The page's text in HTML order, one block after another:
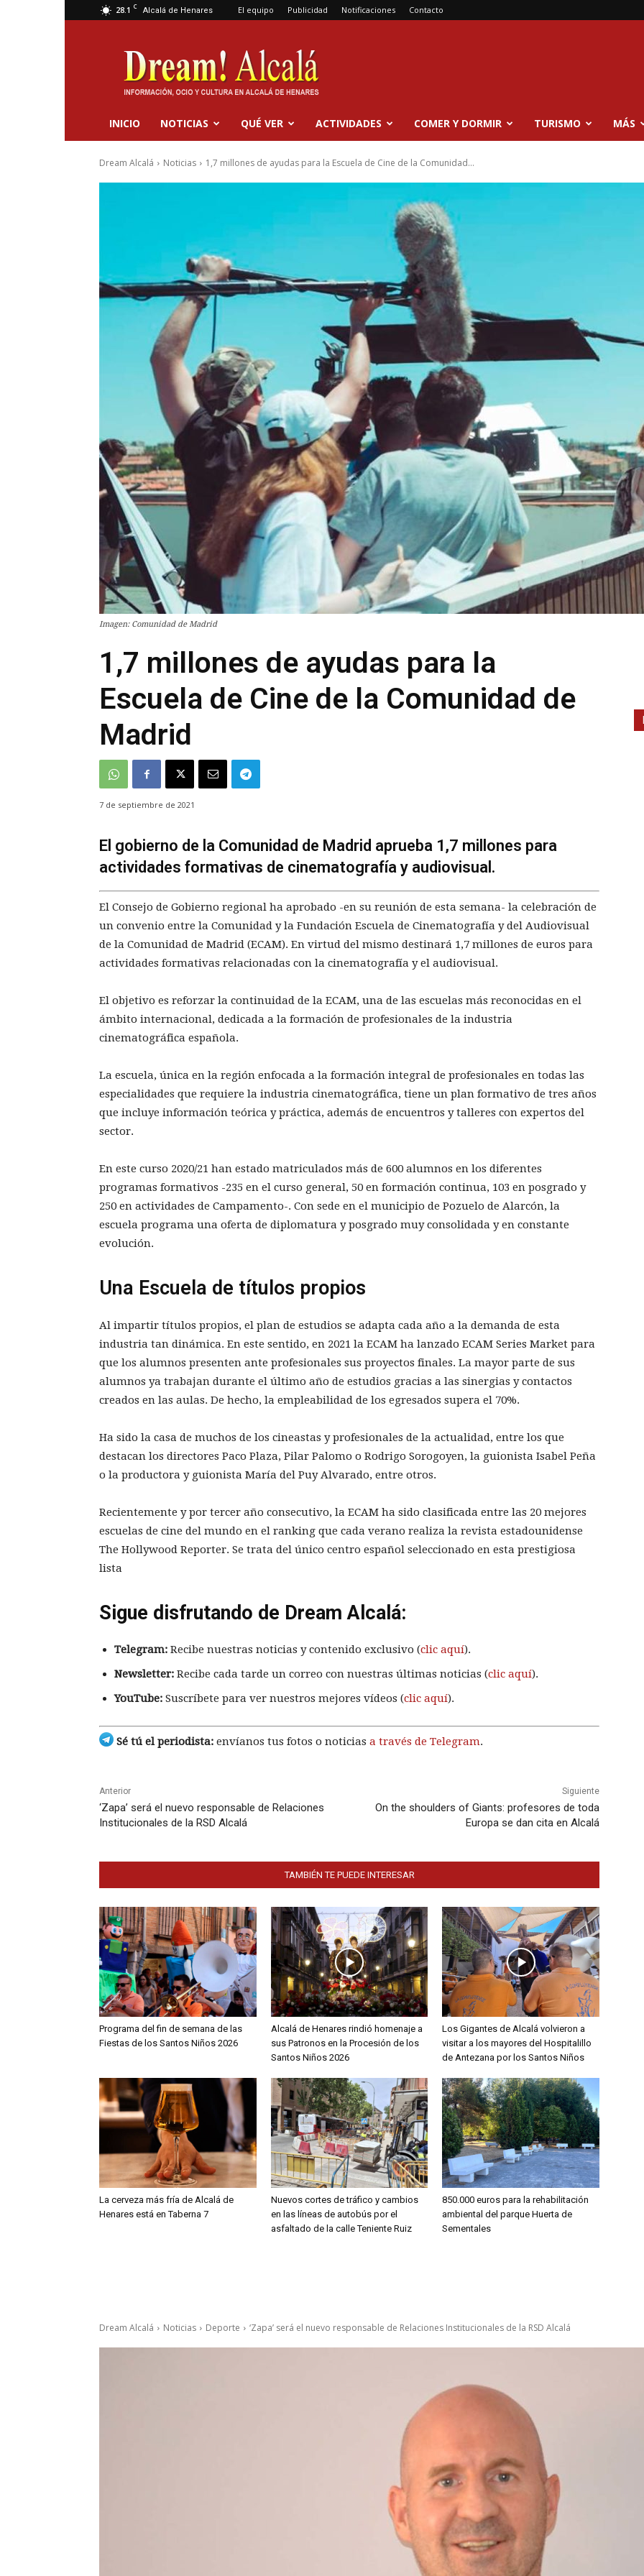
28.1 C Alcalá de Henares El equipo Publicidad Notificaciones Contacto
Dream
Alcalá
INICIO NOTICIAS QUÉ VER ACTIVIDADES COMER Y DORMIR TURISMO MÁS
Dream Alcalá Noticias 1,7 millones de ayudas para la Escuela de Cine de la Comunidad...
Imagen: Comunidad de Madrid
1,7 millones de ayudas para la
Escuela de Cine de la Comunidad de
Madrid
7 de septiembre de 2021
El gobierno de la Comunidad de Madrid aprueba 1,7 millones para
actividades formativas de cinematografía y audiovisual.
El Consejo de Gobierno regional ha aprobado -en su reunión de esta semana- la celebración de
un convenio entre la Comunidad y la Fundación Escuela de Cinematografía y del Audiovisual
de la Comunidad de Madrid (ECAM). En virtud del mismo destinará 1,7 millones de euros para
actividades formativas relacionadas con la cinematografía y el audiovisual.
El objetivo es reforzar la continuidad de la ECAM, una de las escuelas más reconocidas en el
ámbito internacional, dedicada a la formación de profesionales de la industria
cinematográfica española.
La escuela, única en la región enfocada a la formación integral de profesionales en todas las
especialidades que requiere la industria cinematográfica, tiene un plan formativo de tres años
que incluye información teórica y práctica, además de encuentros y talleres con expertos del
sector.
En este curso 2020/21 han estado matriculados más de 600 alumnos en los diferentes
programas formativos -235 en el curso general, 50 en formación continua, 103 en posgrado y
250 en actividades de Campamento-. Con sede en el municipio de Pozuelo de Alarcón, la
escuela programa una oferta de diplomatura y posgrado muy consolidada y en constante
evolución.
Una Escuela de títulos propios
Al impartir títulos propios, el plan de estudios se adapta cada año a la demanda de esta
industria tan dinámica. En este sentido, en 2021 la ECAM ha lanzado ECAM Series Market para
que los alumnos presenten ante profesionales sus proyectos finales. La mayor parte de sus
alumnos ya trabajan durante el último año de estudios gracias a las sinergias y contactos
creados en las aulas. De hecho, la empleabilidad de los egresados supera el 70%.
Ha sido la casa de muchos de los cineastas y profesionales de la actualidad, entre los que
destacan los directores Paco Plaza, Pilar Palomo o Rodrigo Sorogoyen, la guionista Isabel Peña
o la productora y guionista María del Puy Alvarado, entre otros.
Recientemente y por tercer año consecutivo, la ECAM ha sido clasificada entre las 20 mejores
escuelas de cine del mundo en el ranking que cada verano realiza la revista estadounidense
The Hollywood Reporter. Se trata del único centro español seleccionado en esta prestigiosa
lista
Sigue disfrutando de Dream Alcalá:
Telegram: Recibe nuestras noticias y contenido exclusivo (clic aquí).
Newsletter: Recibe cada tarde un correo con nuestras últimas noticias (clic aquí).
YouTube: Suscríbete para ver nuestros mejores vídeos (clic aquí).
Sé tú el periodista: envíanos tus fotos o noticias a través de Telegram.
Anterior
‘Zapa’ será el nuevo responsable de Relaciones
Institucionales de la RSD Alcalá
Siguiente
On the shoulders of Giants: profesores de toda
Europa se dan cita en Alcalá
TAMBIÉN TE PUEDE INTERESAR
Programa del fin de semana de las
Fiestas de los Santos Niños 2026
Alcalá de Henares rindió homenaje a
sus Patronos en la Procesión de los
Santos Niños 2026
Los Gigantes de Alcalá volvieron a
visitar a los mayores del Hospitalillo
de Antezana por los Santos Niños
La cerveza más fría de Alcalá de
Henares está en Taberna 7
Nuevos cortes de tráfico y cambios
en las líneas de autobús por el
asfaltado de la calle Teniente Ruiz
850.000 euros para la rehabilitación
ambiental del parque Huerta de
Sementales